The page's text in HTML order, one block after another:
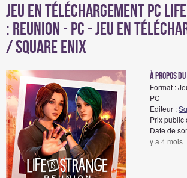
Jeu en téléchargement PC
: Reunion - PC - Jeu en
/ Square Enix
à propos
Format :
PC
Editeur :
Prix public
Date de
y a 4 mois